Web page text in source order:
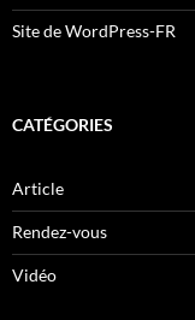
Site de WordPress-FR
CATÉGORIES
Article
Rendez-vous
Vidéo